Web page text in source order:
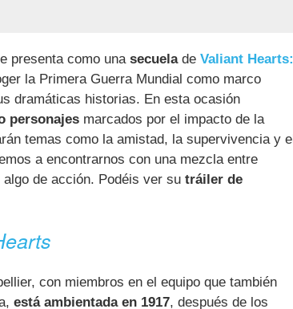
presenta como una secuelade Valiant Hearts:
la Primera Guerra Mundial como marco
dramáticas historias. En esta ocasión
personajes marcados por el impacto de la
temas como la amistad, la supervivencia y el
a encontrarnos con una mezcla entre
de acción. Podéis ver su tráiler de
con miembros en el equipo que también
está ambientada en 1917, después de los